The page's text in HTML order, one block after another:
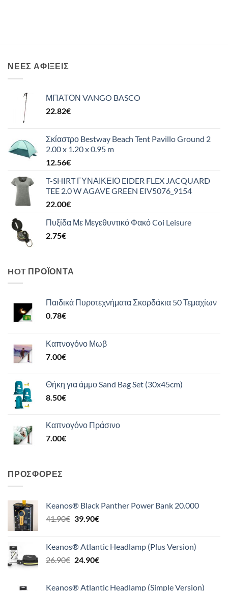
ΝΈΕΣ ΑΦΊΞΕΙΣ
ΜΠΑΤΟΝ VANGO BASCO
22.82€
Σκίαστρο Bestway Beach Tent Pavillo Ground 2
2.00 x 1.20 x 0.95 m
12.56€
T-SHIRT ΓΥΝΑΙΚΕΙΟ EIDER FLEX JACQUARD
TEE 2.0 W AGAVE GREEN EIV5076_9154
22.00€
Πυξίδα Με Μεγεθυντικό Φακό Coi Leisure
2.75€
HOT ΠΡΟΪΌΝΤΑ
Παιδικά Πυροτεχνήματα Σκορδάκια 50 Τεμαχίων
0.78€
Καπνογόνο Μωβ
7.00€
Θήκη για άμμο Sand Bag Set (30x45cm)
8.50€
Καπνογόνο Πράσινο
7.00€
ΠΡΟΣΦΟΡΈΣ
Keanos® Black Panther Power Bank 20.000
41.90€ Original
41.90€.
39.90€Η
είναι:
39.90€.
Keanos® Atlantic Headlamp (Plus Version)
26.90€ Original
24.90€Η
Keanos® Atlantic Headlamp (Simple Version)